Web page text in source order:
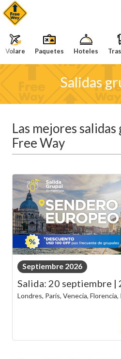
Volare Paquetes Hoteles
Salidas
Las mejores
Free Way
Septiembre 2026
Salida: 20 septiembre |